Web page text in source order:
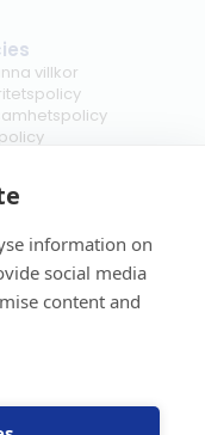
information on
social media
content and
villkor